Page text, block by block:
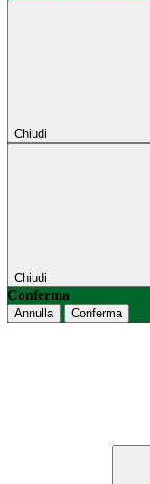
Chiudi
Chiudi
Conferma
Annulla Conferma